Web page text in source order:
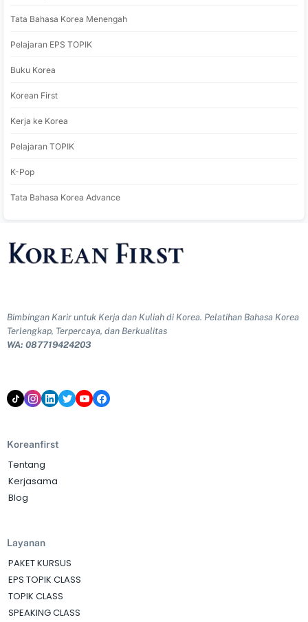
Tata Bahasa Korea Menengah
Pelajaran EPS TOPIK
Buku Korea
Korean First
Kerja ke Korea
Pelajaran TOPIK
K-Pop
Tata Bahasa Korea Advance
Bimbingan Karir untuk Kerja dan Kuliah di Korea. Pelatihan Bahasa Korea
Terlengkap, Terpercaya, dan Berkualitas
WA: 087719424203
Koreanfirst
Tentang
Kerjasama
Blog
Layanan
PAKET KURSUS
EPS TOPIK CLASS
TOPIK CLASS
SPEAKING CLASS